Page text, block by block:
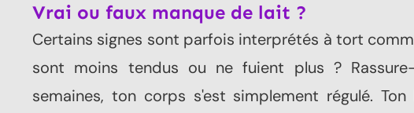
Vrai ou faux manque de lait ?
Certains signes sont parfois interprétés à tort
sont moins tendus ou ne fuient plus ?
semaines, ton corps s'est simplement régulé.